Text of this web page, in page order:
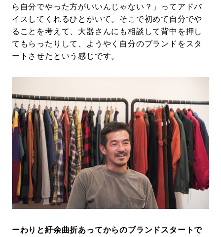
ら自分でやった方がいいんじゃない？」ってアドバ
イスしてくれるひとがいて。そこで初めて自分でや
ることを考えて、大器さんにも相談して背中を押し
てもらったりして、ようやく自分のブランドをスタ
ートさせたという感じです。
ーわりと紆余曲折あってからのブランドスタートで